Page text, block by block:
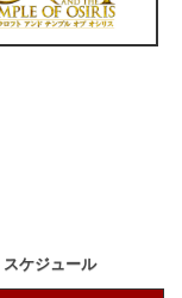
スケジュール